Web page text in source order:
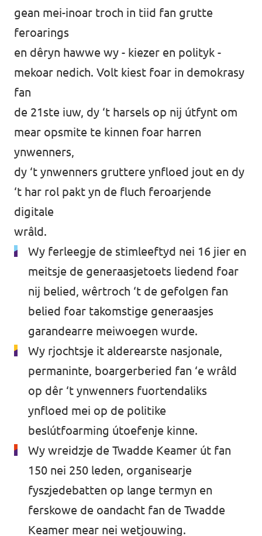
gean mei-inoar troch in tiid fan grutte
feroarings
en dêryn hawwe wy - kiezer en polityk -
mekoar nedich. Volt kiest foar in demokrasy
fan
de 21ste iuw, dy ‘t harsels op nij útfynt om
mear opsmite te kinnen foar harren
ynwenners,
dy ‘t ynwenners gruttere ynfloed jout en dy
‘t har rol pakt yn de fluch feroarjende
digitale
wrâld.
Wy ferleegje de stimleeftyd nei 16 jier en
meitsje de generaasjetoets liedend foar
nij belied, wêrtroch ‘t de gefolgen fan
belied foar takomstige generaasjes
garandearre meiwoegen wurde.
Wy rjochtsje it alderearste nasjonale,
permaninte, boargerberied fan ‘e wrâld
op dêr ‘t ynwenners fuortendaliks
ynfloed mei op de politike
beslútfoarming útoefenje kinne.
Wy wreidzje de Twadde Keamer út fan
150 nei 250 leden, organisearje
fyszjedebatten op lange termyn en
ferskowe de oandacht fan de Twadde
Keamer mear nei wetjouwing.